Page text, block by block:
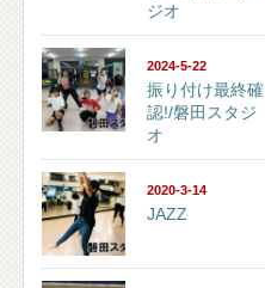
ジオ
2024-5-22
振り付け最終確
認!/磐田スタジ
オ
2020-3-14
JAZZ